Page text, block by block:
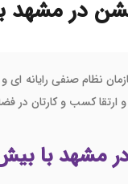
در
کسب و کارتان در
12 سال سابقه